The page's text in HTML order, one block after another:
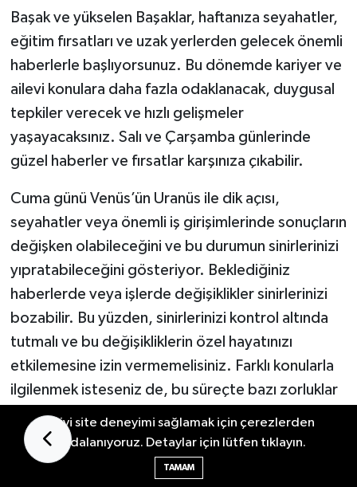
Başak ve yükselen Başaklar, haftanıza seyahatler,
eğitim fırsatları ve uzak yerlerden gelecek önemli
haberlerle başlıyorsunuz. Bu dönemde kariyer ve
ailevi konulara daha fazla odaklanacak, duygusal
tepkiler verecek ve hızlı gelişmeler
yaşayacaksınız. Salı ve Çarşamba günlerinde
güzel haberler ve fırsatlar karşınıza çıkabilir.
Cuma günü Venüs’ün Uranüs ile dik açısı,
seyahatler veya önemli iş girişimlerinde sonuçların
değişken olabileceğini ve bu durumun sinirlerinizi
yıpratabileceğini gösteriyor. Beklediğiniz
haberlerde veya işlerde değişiklikler sinirlerinizi
bozabilir. Bu yüzden, sinirlerinizi kontrol altında
tutmalı ve bu değişikliklerin özel hayatınızı
etkilemesine izin vermemelisiniz. Farklı konularla
ilgilenmek isteseniz de, bu süreçte bazı zorluklar
yaşanabilir.
En iyi site deneyimi sağlamak için çerezlerden
faydalanıyoruz. Detaylar için lütfen tıklayın.
TAMAM